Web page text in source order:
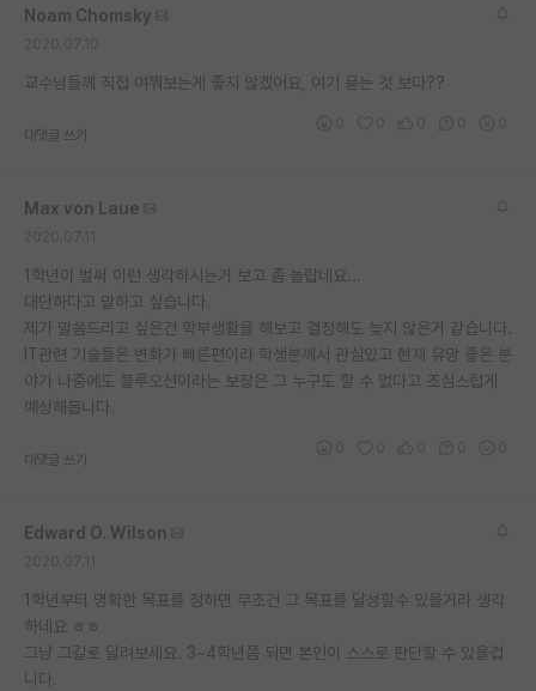
Noam Chomsky
교수님들께 직접 여쭤보는게 좋지 않겠어요, 여기 묻는 것 보다??
대댓글 쓰기
Max von Laue
1학년이 벌써 이런 생각하시는거 보고 좀 놀랍네요...
대단하다고 말하고 싶습니다.
제가 말씀드리고 싶은건 학부생활을 해보고 결정해도 늦지 않은거 같습니다.
IT관련 기술들은 변화가 빠른편이라 학생분께서 관심있고 현재 유망 좋은 분
야가 나중에도 블루오션이라는 보장은 그 누구도 할 수 없다고 조심스럽게
예상해봅니다.
대댓글 쓰기
Edward O. Wilson
1학년부터 명확한 목표를 정하면 무조건 그 목표를 달성할수 있을거라 생각
하네요 ㅎㅎ
그냥 그길로 달려보세요. 3~4학년쯤 되면 본인이 스스로 판단할 수 있을겁
니다.